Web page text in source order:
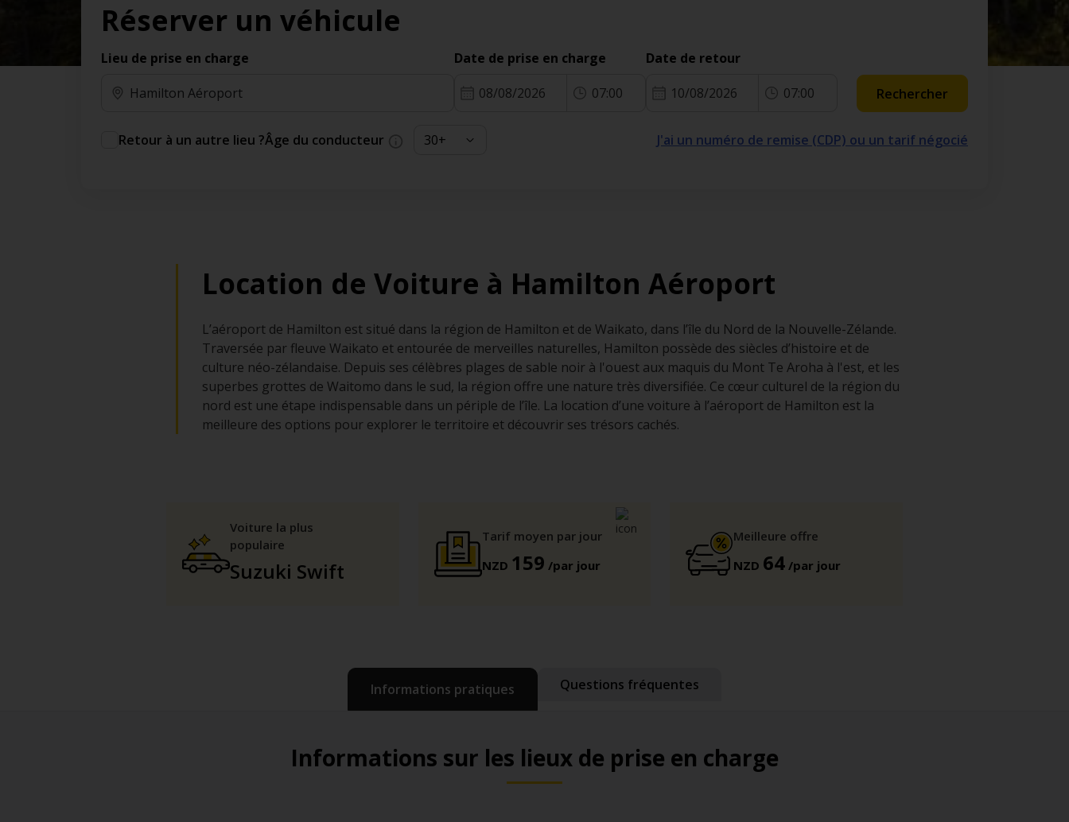
des jours gratuits.*
Ajout gratuit du partenaire comme conducteur
additionnel
supplémentaires.
Réserver un véhicule
Lieu de prise en charge Date de prise en charge
08/08/2026 07:00
Date de retour
10/08/2026 07:00 Rechercher
Retour à un autre lieu ?Âge du conducteur J'ai un numéro de remise (CDP) ou un tarif négocié
Location de Voiture à Hamilton Aéroport
L’aéroport de Hamilton est situé dans la région de Hamilton et de Waikato, dans l’île du Nord de la Nouvelle-Zélande.
Traversée par fleuve Waikato et entourée de merveilles naturelles, Hamilton possède des siècles d’histoire et de
culture néo-zélandaise. Depuis ses célèbres plages de sable noir à l'ouest aux maquis du Mont Te Aroha à l'est, et les
superbes grottes de Waitomo dans le sud, la région offre une nature très diversifiée. Ce cœur culturel de la région du
nord est une étape indispensable dans un périple de l’île. La location d’une voiture à l’aéroport de Hamilton est la
meilleure des options pour explorer le territoire et découvrir ses trésors cachés.
Voiture la plus
populaire
Suzuki Swift
Tarif moyen par jour
NZD 159 /par jour
Meilleure offre
NZD 64 /par jour
Informations pratiques Questions fréquentes
Informations sur les lieux de prise en charge